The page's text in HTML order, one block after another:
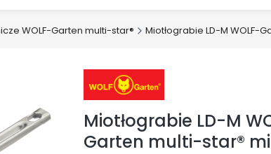
WOLF-Garten multi-star® Miotłograbie LD-M WOLF-
Miotłograbie LD-M
Garten multi-star®